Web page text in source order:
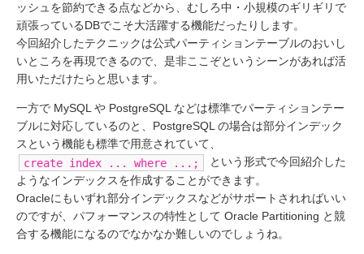
ッシュを節約できる点などから、むしろ中・小規模のギリギリで
頑張っているDBでこそ大活躍する機能だったりします。
今回紹介したテクニックは公式パーティションテーブルのおいし
いところを再現できるので、是非ここぞというシーンがあれば活
用いただけたらと思います。
一方で MySQL や PostgreSQL などは標準でパーティションテー
ブルに対応しているのと、PostgreSQL の場合は部分インデック
スという機能も標準で用意されていて、
create index ... where ...;
という形式で今回紹介した
ようなインデックスを作成することができます。
Oracleにもいずれ部分インデックスなどがサポートされればいい
のですが、パフォーマンスの特性として Oracle Partitioning と競
合する機能になるのでなかなか難しいのでしょうね。